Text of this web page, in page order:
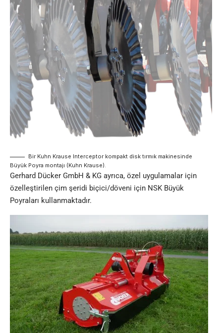
Bir Kuhn Krause Interceptor kompakt disk tırmık makinesinde
Büyük Poyra montajı (Kuhn Krause).
Gerhard Dücker GmbH & KG ayrıca, özel uygulamalar için
özelleştirilen çim şeridi biçici/döveni için NSK Büyük
Poyraları kullanmaktadır.